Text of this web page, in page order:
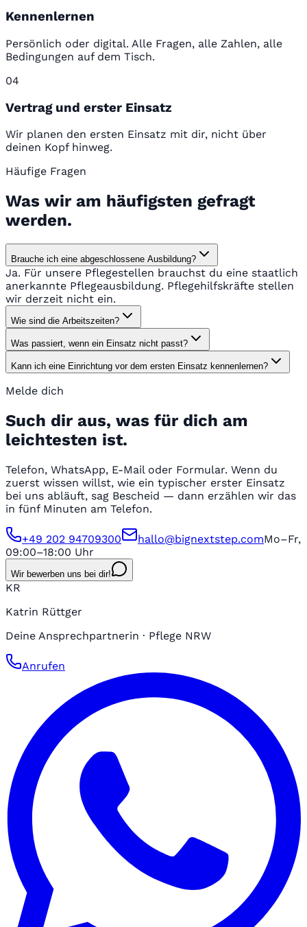
Kennenlernen
Persönlich oder digital. Alle Fragen, alle Zahlen, alle
Bedingungen auf dem Tisch.
04
Vertrag und erster Einsatz
Wir planen den ersten Einsatz mit dir, nicht über
deinen Kopf hinweg.
Häufige Fragen
Was wir am häufigsten gefragt
werden.
Brauche ich eine abgeschlossene Ausbildung?
Ja. Für unsere Pflegestellen brauchst du eine staatlich
anerkannte Pflegeausbildung. Pflegehilfskräfte stellen
wir derzeit nicht ein.
Wie sind die Arbeitszeiten?
Was passiert, wenn ein Einsatz nicht passt?
Kann ich eine Einrichtung vor dem ersten Einsatz kennenlernen?
Melde dich
Such dir aus, was für dich am
leichtesten ist.
Telefon, WhatsApp, E-Mail oder Formular. Wenn du
zuerst wissen willst, wie ein typischer erster Einsatz
bei uns abläuft, sag Bescheid — dann erzählen wir das
in fünf Minuten am Telefon.
+49 202 94709300 hallo@bignextstep.comMo–Fr,
09:00–18:00 Uhr
Wir bewerben uns bei dir!
KR
Katrin Rüttger
Deine Ansprechpartnerin · Pflege NRW
Anrufen